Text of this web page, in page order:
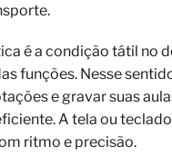
é a condição tátil no
funções. Nesse
e gravar suas
A tela ou
ritmo e precisão.